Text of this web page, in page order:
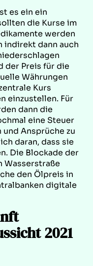
es ein ein
die Kurse im
werden
indirekt dann auch
der Preis für die
Währungen
Kurs
einzustellen. Für
dann die
eine Steuer
Ansprüche zu
daran, dass sie
Die Blockade der
Wasserstraße
den Ölpreis in
digitale
2021